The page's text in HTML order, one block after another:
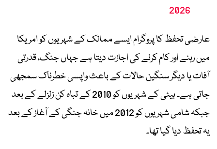
2026
عارضی تحفظ کا پروگرام ایسے ممالک کے شہریوں کو امریکا
میں رہنے اور کام کرنے کی اجازت دیتا ہے جہاں جنگ، قدرتی
آفات یا دیگر سنگین حالات کے باعث واپسی خطرناک سمجھی
جاتی ہے۔ ہیٹی کے شہریوں کو 2010 کے تباہ کن زلزلے کے بعد
جبکہ شامی شہریوں کو 2012 میں خانہ جنگی کے آغاز کے بعد
یہ تحفظ دیا گیا تھا۔